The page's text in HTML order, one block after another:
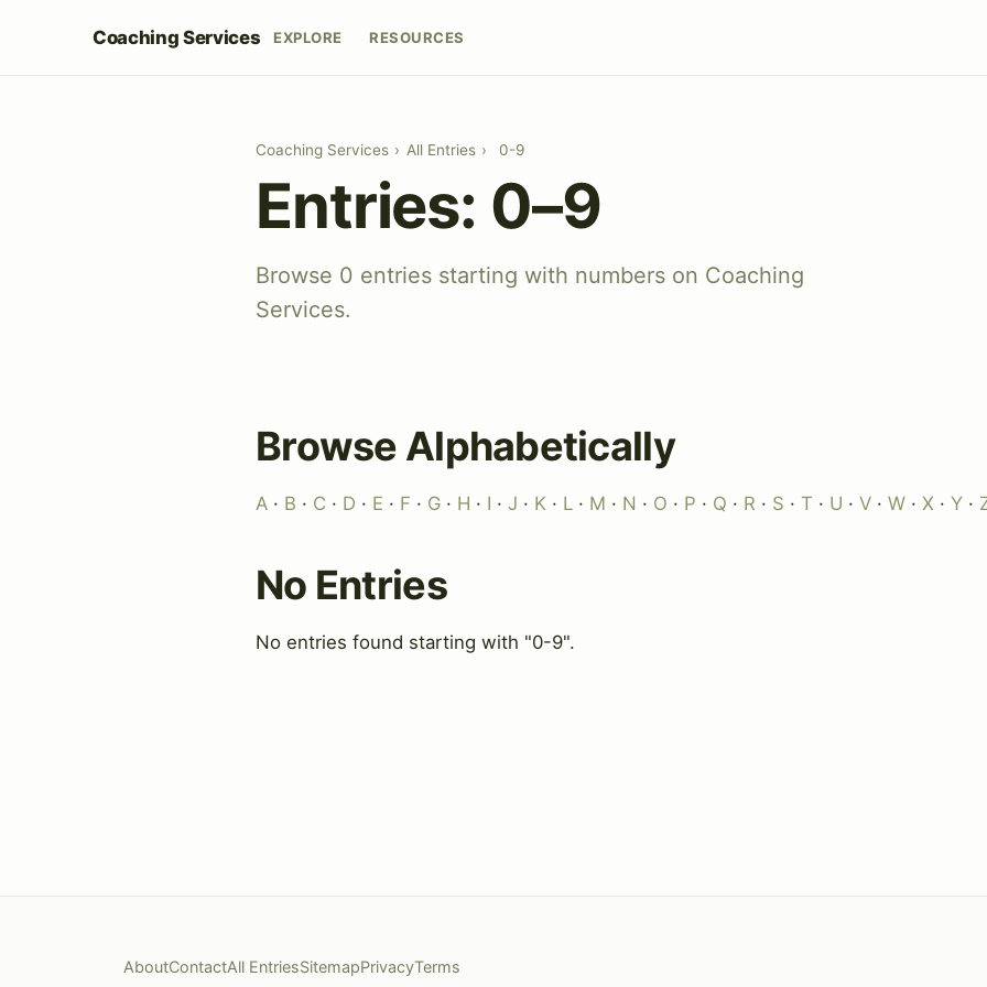
Coaching Services EXPLORE RESOURCES
Coaching Services › All Entries › 0-9
Entries: 0–9
Browse 0 entries starting with numbers on Coaching
Services.
Browse Alphabetically
A · B · C · D · E · F · G · H · I · J · K · L · M · N · O · P · Q · R · S · T · U · V · W · X · Y ·
No Entries
No entries found starting with "0-9".
AboutContactAll EntriesSitemapPrivacyTerms